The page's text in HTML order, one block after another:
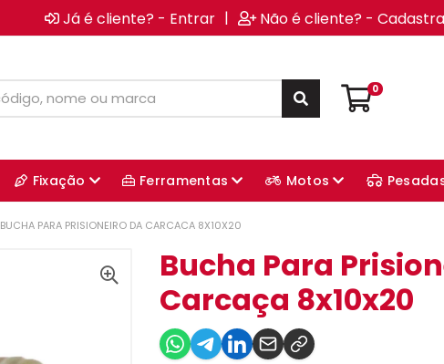
Já é cliente? - Entrar | Não é cliente? -
0
Fixação Ferramentas Motos
BUCHA PARA PRISIONEIRO DA CARCACA 8X10X20
Bucha Para
Carcaça 8x10x20